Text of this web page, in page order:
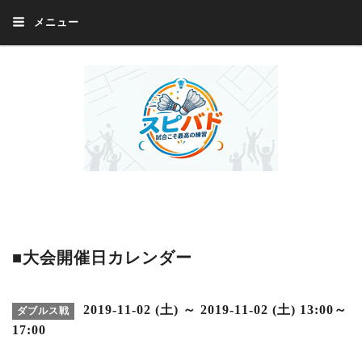
メニュー
■大会開催日カレンダー
ダブルス戦
2019-11-02 (土) ～ 2019-11-02 (土) 13:00～
17:00